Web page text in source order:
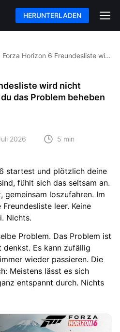
HERUNTERLADEN
Forza Horizon 6 Freundesliste wird nicht angezeigt: So kannst du das Problem beheben
wird nicht
das Problem beheben
2026 5 min
startest und plötzlich deine
fühlt sich das seltsam an.
gemeinsam loszufahren. Im
leer. Keine
Nichts.
Problem. Das Problem ist
denkst. Es kann zufällig
wieder passieren. Die
Meistens lässt es sich
entspannt durch. Nichts